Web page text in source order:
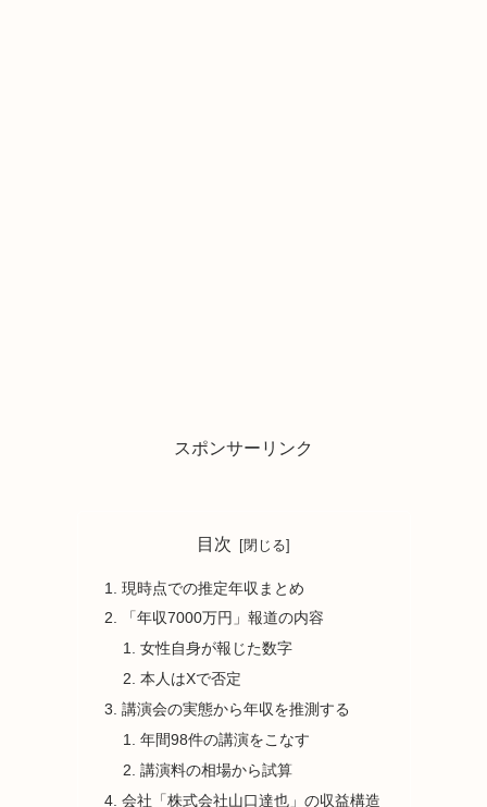
スポンサーリンク
目次
現時点での推定年収まとめ
「年収7000万円」報道の内容
女性自身が報じた数字
本人はXで否定
講演会の実態から年収を推測する
年間98件の講演をこなす
講演料の相場から試算
会社「株式会社山口達也」の収益構造